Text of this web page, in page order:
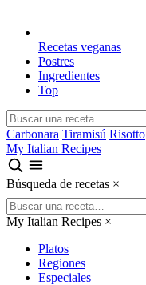
Recetas veganas
Postres
Ingredientes
Top
Carbonara Tiramisú Risotto
My Italian Recipes
Búsqueda de recetas ×
My Italian Recipes ×
Platos
Regiones
Especiales